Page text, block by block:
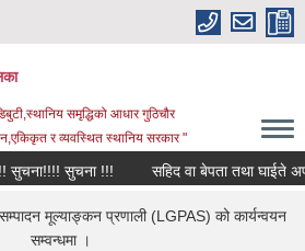
समृद्धिको आधार गुठिचौर
र व्यवस्थित स्थानिय सरकार "
सुचना !!! सहिद वा बेपता तथा घाईते
मूल्याङ्कन प्रणाली (LGPAS) को कार्यन्वयन
सम्वन्धमा ।